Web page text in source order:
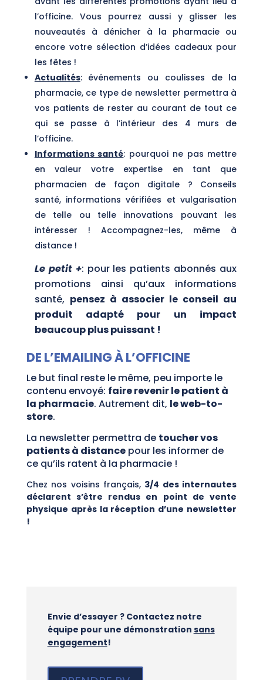
l’officine. Vous pourrez aussi y glisser les
nouveautés à dénicher à la pharmacie ou
encore votre sélection d’idées cadeaux pour
les fêtes !
Actualités: événements ou coulisses de la
pharmacie, ce type de newsletter permettra à
vos patients de rester au courant de tout ce
qui se passe à l’intérieur des 4 murs de
l’officine.
Informations santé: pourquoi ne pas mettre
en valeur votre expertise en tant que
pharmacien de façon digitale ? Conseils
santé, informations vérifiées et vulgarisation
de telle ou telle innovations pouvant les
intéresser ! Accompagnez-les, même à
distance !
Le petit +: pour les patients abonnés aux
promotions ainsi qu’aux informations
santé, pensez à associer le conseil au
produit adapté pour un impact
beaucoup plus puissant !
DE L’EMAILING À L’OFFICINE
Le but final reste le même, peu importe le
contenu envoyé: faire revenir le patient à
la pharmacie. Autrement dit, leweb-to-
store.
La newsletter permettra de toucher vos
patients à distancepour les informer de
ce qu’ils ratent à la pharmacie !
Chez nos voisins français, 3/4 des internautes
déclarent s’être rendus en point de vente
physique après la réception d’une newsletter
!
Envie d’essayer ? Contactez notre
équipe pour une démonstration sans
engagement!